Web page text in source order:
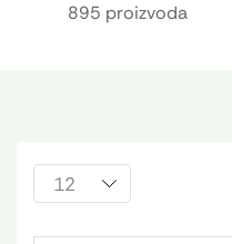
895 proizvoda